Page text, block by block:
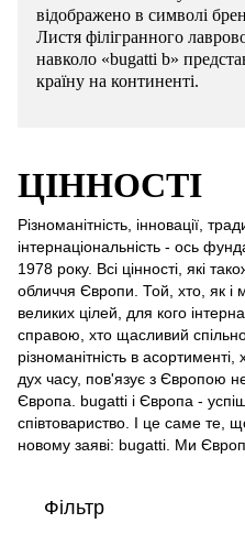
відображено в символі
Листя філігранного
навколо «bugatti b»
країну на континенті.
ЦІННОСТІ
Різноманітність, інновації,
інтернаціональність - ось
1978 року. Всі цінності, які
обличчя Європи. Той, хто, як і
великих цілей, для кого
справою, хто щасливий спільно
різноманітність в
дух часу, пов'язує з Європою не
Європа. bugatti і Європа -
співтовариство. І це саме
новому заяві: bugatti. Ми
Фільтр